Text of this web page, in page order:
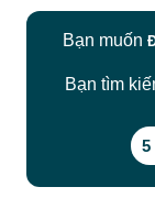
Bạn muốn
Bạn tìm
5